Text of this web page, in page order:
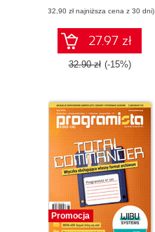
(32,90 zł najniższa cena z 30 dni)
27.97 zł
32.90 zł (-15%)
Promocja